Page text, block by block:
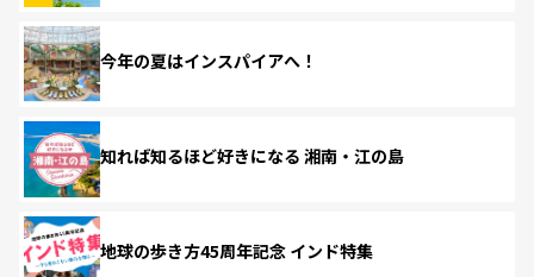
今年の夏はインスパイアへ！
知れば知るほど好きになる 湘南・江の島
地球の歩き方45周年記念 インド特集